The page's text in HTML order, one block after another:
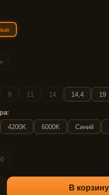
9 11 14 14,4 19
4200K 6000K Синий
В корзину